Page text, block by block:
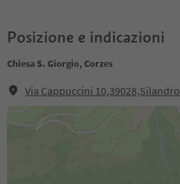
Posizione e indicazioni
Chiesa S. Giorgio, Corzes
Via Cappuccini 10,39028,Silandro